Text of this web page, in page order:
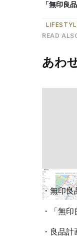
「無印良
READ
あわ
無印良
「無
良品計